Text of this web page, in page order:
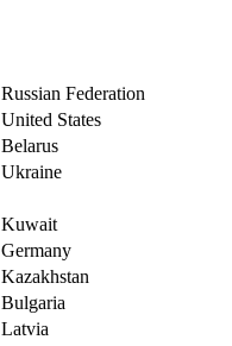
Russian Federation
United States
Belarus
Ukraine
Kuwait
Germany
Kazakhstan
Bulgaria
Latvia